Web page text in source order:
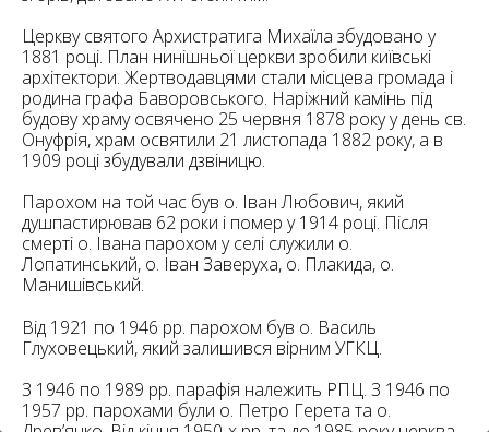
Церкву святого Архистратига Михаїла збудовано у
1881 році. План нинішньої церкви зробили київські
архітектори. Жертводавцями стали місцева громада і
родина графа Баворовського. Наріжний камінь під
будову храму освячено 25 червня 1878 року у день св.
Онуфрія, храм освятили 21 листопада 1882 року, а в
1909 році збудували дзвіницю.
Парохом на той час був о. Іван Любович, який
душпастирював 62 роки і помер у 1914 році. Після
смерті о. Івана парохом у селі служили о.
Лопатинський, о. Іван Заверуха, о. Плакида, о.
Манишівський.
Від 1921 по 1946 рр. парохом був о. Василь
Глуховецький, який залишився вірним УГКЦ.
З 1946 по 1989 рр. парафія належить РПЦ. З 1946 по
1957 рр. парохами були о. Петро Герета та о.
16
4
5
15
2
2